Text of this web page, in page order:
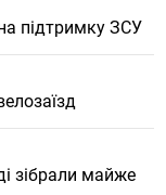
підтримку ЗСУ
зібрали майже